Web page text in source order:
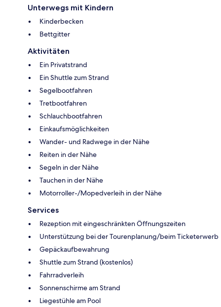
Unterwegs mit Kindern
Kinderbecken
Bettgitter
Aktivitäten
Ein Privatstrand
Ein Shuttle zum Strand
Segelbootfahren
Tretbootfahren
Schlauchbootfahren
Einkaufsmöglichkeiten
Wander- und Radwege in der Nähe
Reiten in der Nähe
Segeln in der Nähe
Tauchen in der Nähe
Motorroller-/Mopedverleih in der Nähe
Services
Rezeption mit eingeschränkten Öffnungszeiten
Unterstützung bei der Tourenplanung/beim Ticketerwerb
Gepäckaufbewahrung
Shuttle zum Strand (kostenlos)
Fahrradverleih
Sonnenschirme am Strand
Liegestühle am Pool